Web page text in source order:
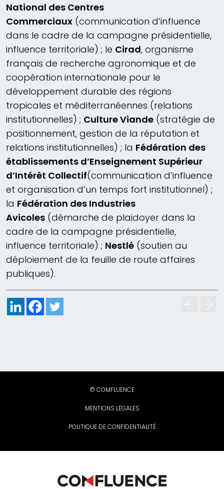
National des Centres
Commerciaux (communication d’influence
dans le cadre de la campagne présidentielle,
influence territoriale) ; le Cirad, organisme
français de recherche agronomique et de
coopération internationale pour le
développement durable des régions
tropicales et méditerranéennes (relations
institutionnelles) ; Culture Viande (stratégie de
positionnement, gestion de la réputation et
relations institutionnelles) ; la Fédération des
établissements d’Enseignement Supérieur
d’Intérêt Collectif(communication d’influence
et organisation d’un temps fort institutionnel) ;
la Fédération des Industries
Avicoles (démarche de plaidoyer dans la
cadre de la campagne présidentielle,
influence territoriale) ; Nestlé (soutien au
déploiement de la feuille de route affaires
publiques).
© COMFLUENCE
MENTIONS LÉGALES
POLITIQUE DE CONFIDENTIALITÉ